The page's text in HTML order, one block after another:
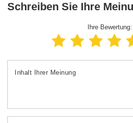
Schreiben Sie Ihre
Ihre Bewertung:
Inhalt Ihrer Meinung